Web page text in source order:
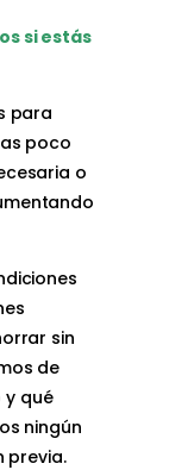
si estás
para
poco
o
sin
de
qué
ningún
previa.